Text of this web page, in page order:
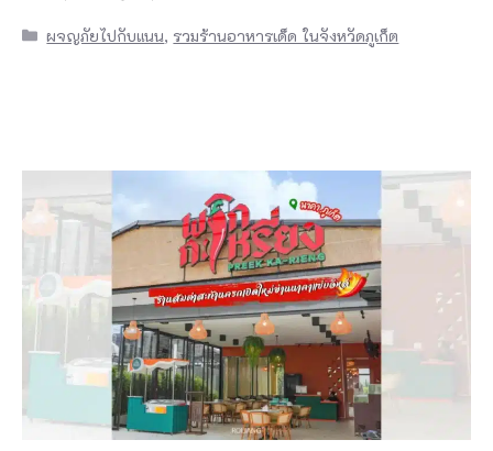
Categories
ผจญภัยไปกับแนน, รวมร้านอาหารเด็ด ในจังหวัดภูเก็ต